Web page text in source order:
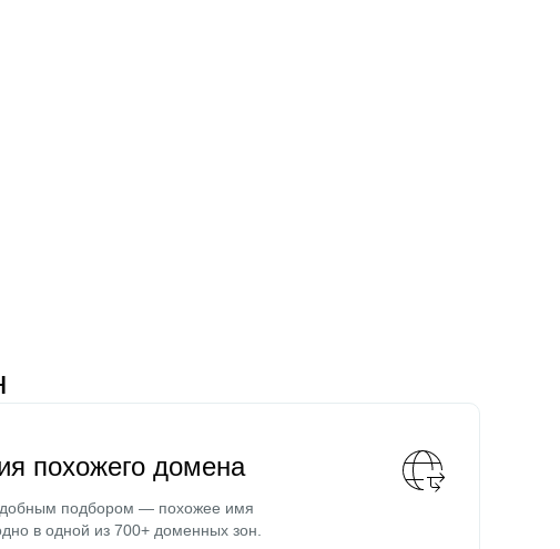
похожего домена
подбором — похожее имя
в одной из 700+ доменных зон.